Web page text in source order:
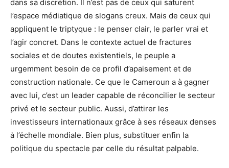
dans sa discrétion. Il n’est pas de ceux qui saturent
l’espace médiatique de slogans creux. Mais de ceux qui
appliquent le triptyque : le penser clair, le parler vrai et
l’agir concret. Dans le contexte actuel de fractures
sociales et de doutes existentiels, le peuple a
urgemment besoin de ce profil d’apaisement et de
construction nationale. Ce que le Cameroun a à gagner
avec lui, c’est un leader capable de réconcilier le secteur
privé et le secteur public. Aussi, d’attirer les
investisseurs internationaux grâce à ses réseaux denses
à l’échelle mondiale. Bien plus, substituer enfin la
politique du spectacle par celle du résultat palpable.